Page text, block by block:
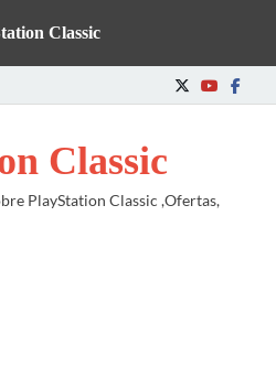
Classic
PlayStation Classic ,Ofertas,
Classic